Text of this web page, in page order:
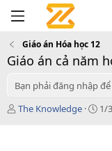
Giáo án Hóa học 12
Giáo án cả năm
Bạn phải đăng nhập
T
The Knowledge
C1/